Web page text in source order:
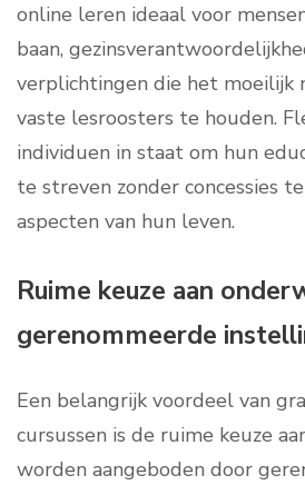
online leren ideaal voor
baan,
verplichtingen die het moeilijk
vaste lesroosters te houden.
individuen in staat om hun
te streven zonder concessies
aspecten van hun leven.
Ruime keuze aan
gerenommeerde
Een belangrijk voordeel van
cursussen is de ruime keuze
worden aangeboden door